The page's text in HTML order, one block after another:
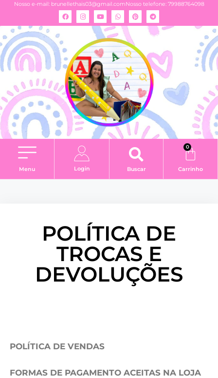
Nosso e-mail: brunellethais03@gmail.comNosso telefone: 79988764098
Menu Login Buscar
0
Carrinho
POLÍTICA DE
TROCAS E
DEVOLUÇÕES
POLÍTICA DE VENDAS
FORMAS DE PAGAMENTO ACEITAS NA LOJA